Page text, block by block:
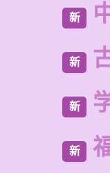
新
新
新
新